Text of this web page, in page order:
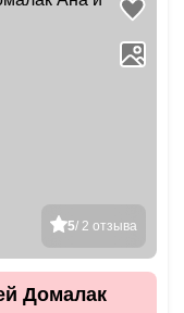
5/ 2 отзыва
Домалак